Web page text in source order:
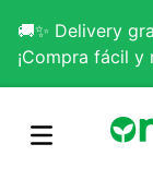
🚚✨ Delivery
¡Compra fácil y